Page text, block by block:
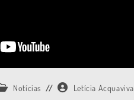
Notícias Letícia Acquaviva